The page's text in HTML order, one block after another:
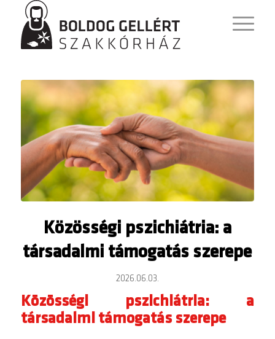
Közösségi pszichiátria: a
társadalmi támogatás szerepe
2026.06.03.
Közösségi pszichiátria: a
társadalmi támogatás szerepe